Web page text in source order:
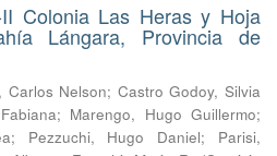
Colonia Las Heras y Hoja
Lángara, Provincia de
Carlos Nelson; Castro Godoy, Silvia
; Marengo, Hugo Guillermo;
; Pezzuchi, Hugo Daniel; Parisi,